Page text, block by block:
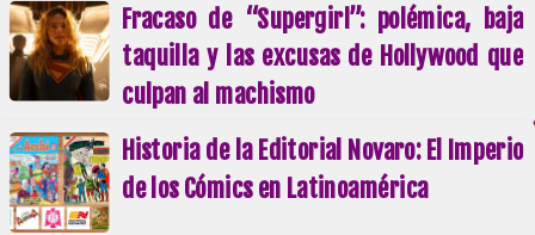
Fracaso de “Supergirl”: polémica, baja
taquilla y las excusas de Hollywood que
culpan al machismo
Historia de la Editorial Novaro: El Imperio
de los Cómics en Latinoamérica